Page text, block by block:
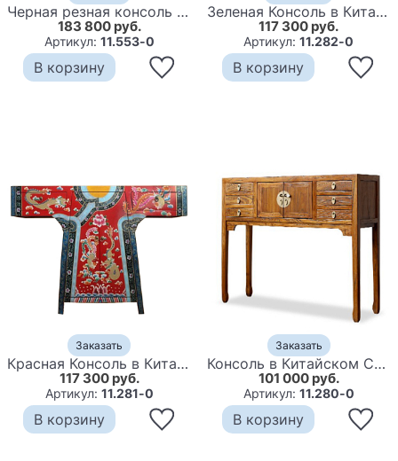
Черная резная консоль в Китайском стиле из массива Black Dragon Console
183 800 руб.
Артикул: 11.553-0
В корзину
Зеленая Консоль в Китайском Стиле ручная роспись Драконы Green Oriental Robe
117 300 руб.
Артикул:11.282-0
В корзину
Заказать
Красная Консоль в Китайском Стиле из сосны ручная роспись Red Oriental Robe
117 300 руб.
Артикул: 11.281-0
В корзину
Заказать
Консоль в Китайском Стиле цвет натуральное дерево Console Natural Wood
101 000 руб.
Артикул: 11.280-0
В корзину